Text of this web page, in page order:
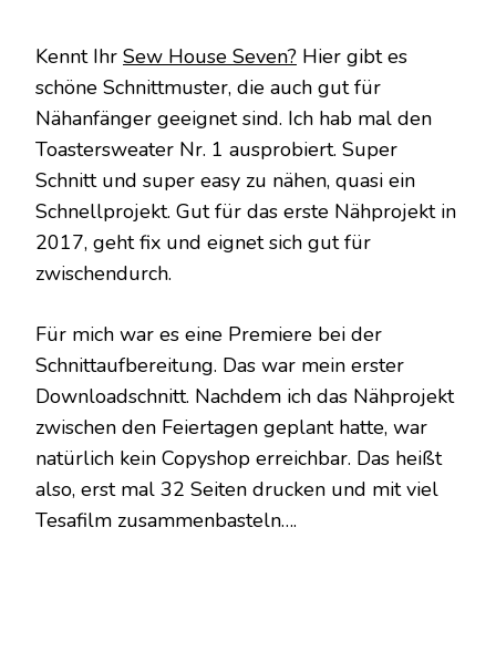
Kennt Ihr Sew House Seven? Hier gibt es
schöne Schnittmuster, die auch gut für
Nähanfänger geeignet sind. Ich hab mal den
Toastersweater Nr. 1 ausprobiert. Super
Schnitt und super easy zu nähen, quasi ein
Schnellprojekt. Gut für das erste Nähprojekt in
2017, geht fix und eignet sich gut für
zwischendurch.
Für mich war es eine Premiere bei der
Schnittaufbereitung. Das war mein erster
Downloadschnitt. Nachdem ich das Nähprojekt
zwischen den Feiertagen geplant hatte, war
natürlich kein Copyshop erreichbar. Das heißt
also, erst mal 32 Seiten drucken und mit viel
Tesafilm zusammenbasteln….